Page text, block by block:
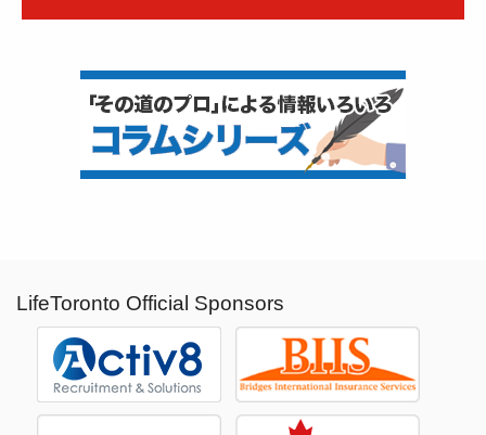
LifeToronto Official Sponsors